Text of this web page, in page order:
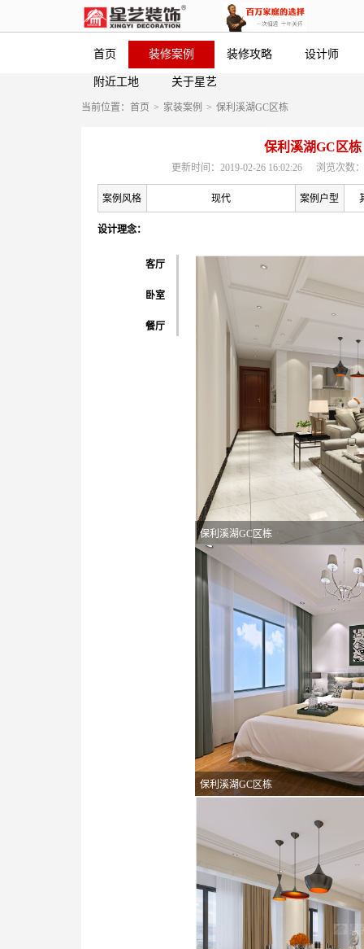
首页 装修案例 装修攻略 设计师
附近工地 关于星艺
当前位置： 首页 > 家装案例 > 保利溪湖GC区栋
保利溪湖GC区栋
更新时间：2019-02-26 16:02:26 浏览次数
案例风格 现代 案例户型
设计理念：
客厅
卧室
餐厅
保利溪湖GC区栋
保利溪湖GC区栋